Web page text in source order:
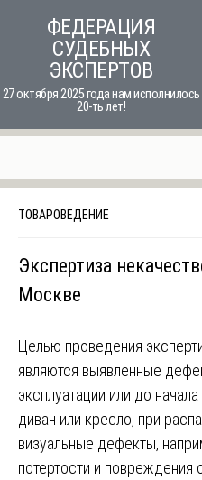
ФЕДЕРАЦИЯ
СУДЕБНЫХ
ЭКСПЕРТОВ
27 октября 2025 года нам исполнилось
20-ть лет!
ТОВАРОВЕДЕНИЕ
Экспертиза
Москве
Целью проведения
являются выявленные
эксплуатации или до
диван или кресло, при
визуальные дефекты,
потертости и повреждения